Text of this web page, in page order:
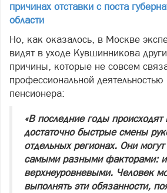
причинах отставки с поста
области
Но, как оказалось, в Москве
видят в уходе Кувшинникова
причины, которые не совсем
профессиональной деятельностью
пенсионера:
«В последние годы
достаточно быстрые смены
отдельных регионах. Они
самыми разными факторами:
верхнеуровневыми. Человек
выполнять эти обязанности,